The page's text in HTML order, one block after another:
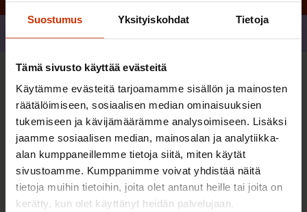
Suostumus Yksityiskohdat Tietoja
Tämä sivusto käyttää evästeitä
Käytämme evästeitä tarjoamamme sisällön ja mainosten
räätälöimiseen, sosiaalisen median ominaisuuksien
tukemiseen ja kävijämäärämme analysoimiseen. Lisäksi
jaamme sosiaalisen median, mainosalan ja analytiikka-
alan kumppaneillemme tietoja siitä, miten käytät
sivustoamme. Kumppanimme voivat yhdistää näitä
tietoja muihin tietoihin, joita olet antanut heille tai joita on
kerätty, kun olet käyttänyt heidän palvelujaan.
Sinua saattaa myös kiinnostaa
TASA-ARVO JA YHDENVERTAISUUS